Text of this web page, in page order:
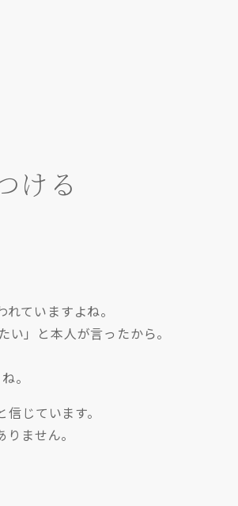
ける
ていますよね。
」と本人が言ったから。
。
じています。
ません。